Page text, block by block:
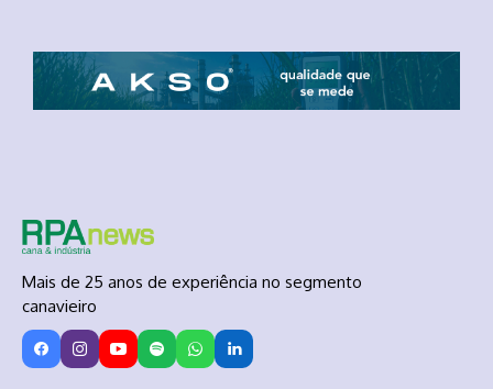
Mais de 25 anos de experiência no segmento
canavieiro